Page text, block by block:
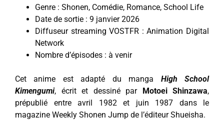
Genre : Shonen, Comédie, Romance, School Life
Date de sortie : 9 janvier 2026
Diffuseur streaming VOSTFR : Animation Digital
Network
Nombre d’épisodes : à venir
Cet anime est adapté du manga High School
Kimengumi, écrit et dessiné par Motoei Shinzawa,
prépublié entre avril 1982 et juin 1987 dans le
magazine Weekly Shonen Jump de l’éditeur Shueisha.